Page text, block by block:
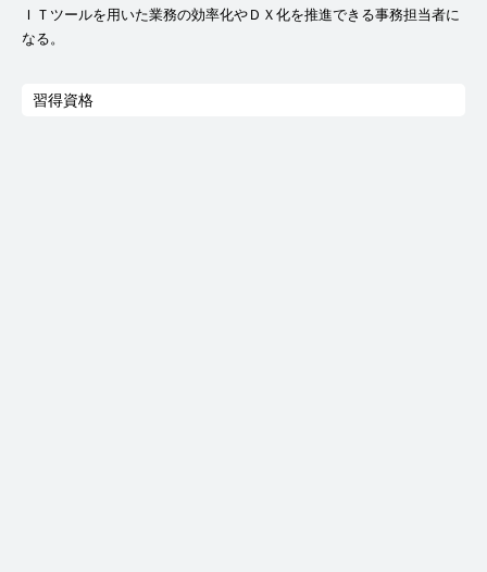
ＩＴツールを用いた業務の効率化やＤＸ化を推進できる事務担当者に
なる。
習得資格